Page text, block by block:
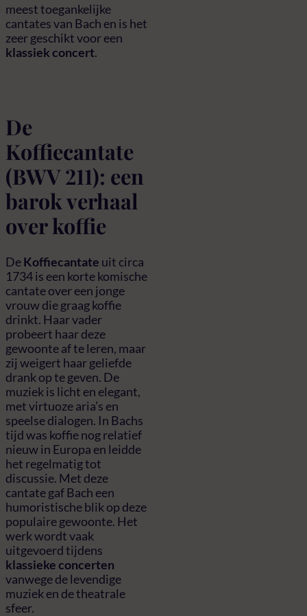
meest toegankelijke
cantates van Bach en is het
zeer geschikt voor een
klassiek concert.
De
Koffiecantate
(BWV 211): een
barok verhaal
over koffie
DeKoffiecantate uit circa
1734 is een korte komische
cantate over een jonge
vrouw die graag koffie
drinkt. Haar vader
probeert haar deze
gewoonte af te leren, maar
zij weigert haar geliefde
drank op te geven. De
muziek is licht en elegant,
met virtuoze aria’s en
speelse dialogen. In Bachs
tijd was koffie nog relatief
nieuw in Europa en leidde
het regelmatig tot
discussie. Met deze
cantate gaf Bach een
humoristische blik op deze
populaire gewoonte. Het
werk wordt vaak
uitgevoerd tijdens
klassieke concerten
vanwege de levendige
muziek en de theatrale
sfeer.